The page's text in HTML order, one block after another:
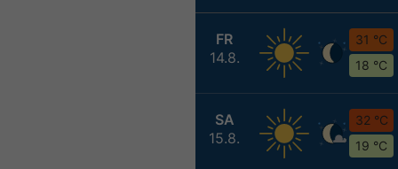
FR
14.8.
31 °C
18 °C
SA
15.8.
32 °C
19 °C